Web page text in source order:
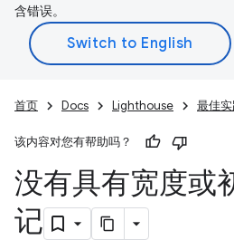
含错误。
首页 Docs Lighthouse 最佳
该内容对您有帮助吗？
没有具有宽度或
记